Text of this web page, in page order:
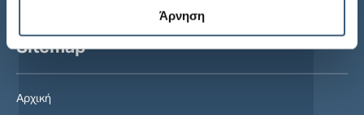
Άρνηση
Sitemap
Αρχική